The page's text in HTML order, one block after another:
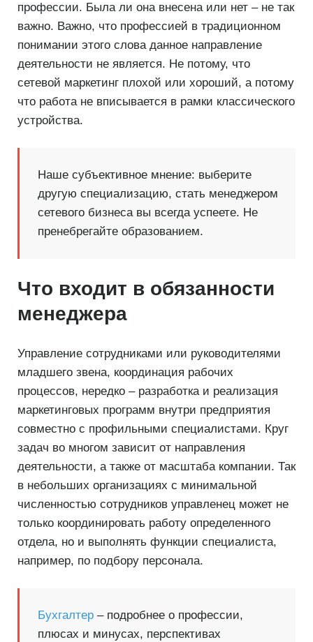
профессии. Была ли она внесена или нет – не так
важно. Важно, что профессией в традиционном
понимании этого слова данное направление
деятельности не является. Не потому, что
сетевой маркетинг плохой или хороший, а потому
что работа не вписывается в рамки классического
устройства.
Наше субъективное мнение: выберите
другую специализацию, стать менеджером
сетевого бизнеса вы всегда успеете. Не
пренебрегайте образованием.
Что входит в обязанности
менеджера
Управление сотрудниками или руководителями
младшего звена, координация рабочих
процессов, нередко – разработка и реализация
маркетинговых программ внутри предприятия
совместно с профильными специалистами. Круг
задач во многом зависит от направления
деятельности, а также от масштаба компании. Так
в небольших организациях с минимальной
численностью сотрудников управленец может не
только координировать работу определенного
отдела, но и выполнять функции специалиста,
например, по подбору персонала.
Бухгалтер– подробнее о профессии,
плюсах и минусах, перспективах